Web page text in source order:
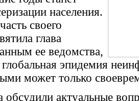
населения.
своего
глава
ее ведомства,
эпидемия
может только
обсудили актуальные